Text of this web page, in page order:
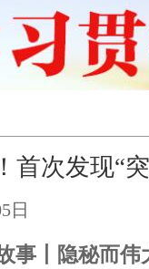
首次发现“
日
丨隐秘而伟